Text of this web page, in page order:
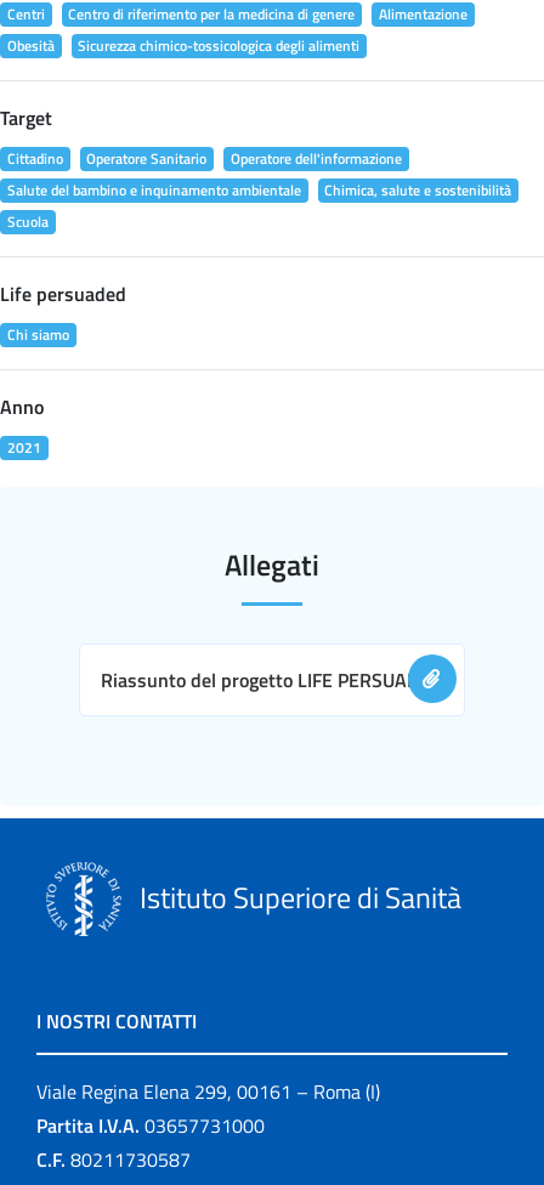
Centri Centro di riferimento per la medicina di genere
Alimentazione
Obesità
Sicurezza chimico-tossicologica degli alimenti
Target
Cittadino Operatore Sanitario
Operatore dell'informazione
Salute del bambino e inquinamento ambientale
Chimica, salute e sostenibilità
Scuola
Life persuaded
Chi siamo
Anno
2021
Allegati
Riassunto del progetto LIFE PERSUADED
Istituto Superiore di Sanità
I NOSTRI CONTATTI
Viale Regina Elena 299, 00161 – Roma (I)
Partita I.V.A. 03657731000
C.F. 80211730587